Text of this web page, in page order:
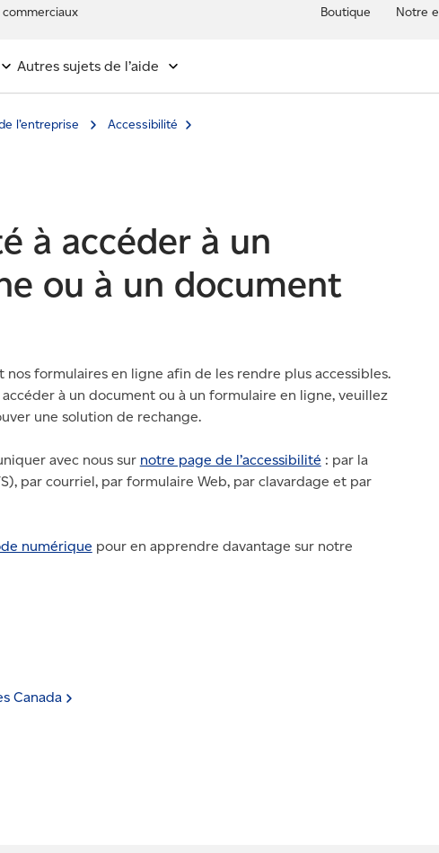
Boutique Notre
Autres sujets de l’aide
l’entreprise Accessibilité
à accéder à un
ou à un document
nos formulaires en ligne afin de les rendre plus accessibles.
à un document ou à un formulaire en ligne, veuillez
une solution de rechange.
avec nous sur notre page de l’accessibilité : par la
par courriel, par formulaire Web, par clavardage et par
numérique pour en apprendre davantage sur notre
Canada